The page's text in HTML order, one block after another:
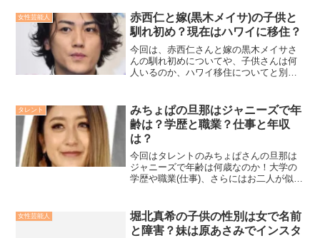
女性芸能人
赤西仁と嫁(黒木メイサ)の子供と
馴れ初め？現在はハワイに移住？
今回は、赤西仁さんと嫁の黒木メイサさ
んの馴れ初めについてや、子供さんは何
人いるのか、ハワイ移住についてと別居
してみました！
タレント
みちょぱの旦那はジャニーズで年
齢は？学歴と職業？仕事と年収
は？
今回はタレントのみちょぱさんの旦那は
ジャニーズで年齢は何歳なのか！大学の
学歴や職業(仕事)、さらにはお二人が似て
初めと占い、亀などあらゆることをリサ
ーチしてみました！
女性芸能人
堀北真希の子供の性別は女で名前
と障害？妹は原あさみでインスタ